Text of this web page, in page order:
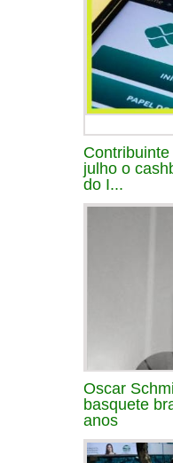
julho o
do I...
Oscar
basquete
anos